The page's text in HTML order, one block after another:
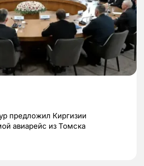
предложил Киргизии
авиарейс из Томска